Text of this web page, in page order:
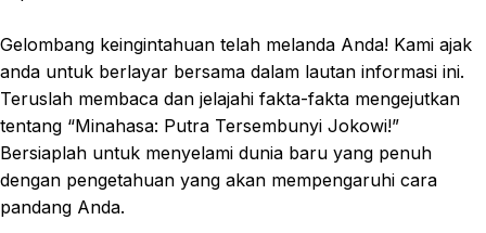
Gelombang keingintahuan telah melanda Anda! Kami ajak
anda untuk berlayar bersama dalam lautan informasi ini.
Teruslah membaca dan jelajahi fakta-fakta mengejutkan
tentang “Minahasa: Putra Tersembunyi Jokowi!”
Bersiaplah untuk menyelami dunia baru yang penuh
dengan pengetahuan yang akan mempengaruhi cara
pandang Anda.